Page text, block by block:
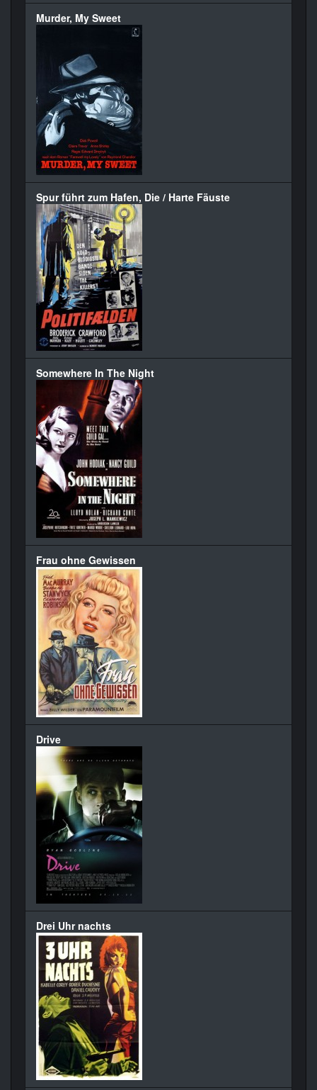
Murder, My Sweet
Spur führt zum Hafen, Die / Harte Fäuste
Somewhere In The Night
Frau ohne Gewissen
Drive
Drei Uhr nachts